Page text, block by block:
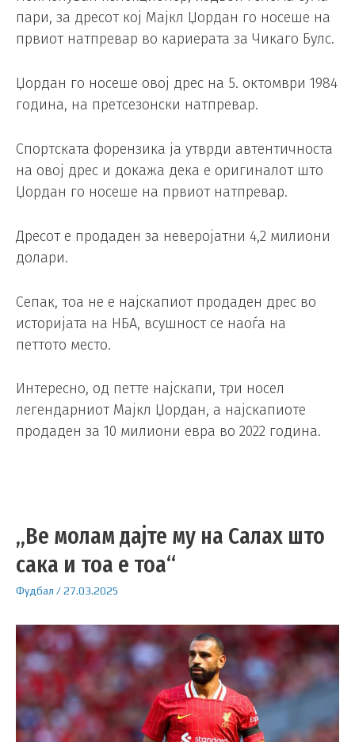
пари, за дресот кој Мајкл Џордан го носеше на
првиот натпревар во кариерата за Чикаго Булс.
Џордан го носеше овој дрес на 5. октомври 1984
година, на претсезонски натпревар.
Спортската форензика ја утврди автентичноста
на овој дрес и докажа дека е оригиналот што
Џордан го носеше на првиот натпревар.
Дресот е продаден за неверојатни 4,2 милиони
долари.
Сепак, тоа не е најскапиот продаден дрес во
историјата на НБА, всушност се наоѓа на
петтото место.
Интересно, од петте најскапи, три носел
легендарниот Мајкл Џордан, а најскапиоте
продаден за 10 милиони евра во 2022 година.
„Ве молам дајте му на Салах што
сака и тоа е тоа“
Фудбал /27.03.2025